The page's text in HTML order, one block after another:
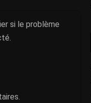
si le problème